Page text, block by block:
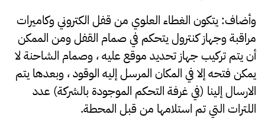
وأضاف: يتكون الغطاء العلوي من قفل الكتروني وكاميرات
مراقبة وجهاز كنترول يتحكم في صمام القفل ومن الممكن
أن يتم تركيب جهاز تحديد موقع عليه ، وصمام الشاحنة لا
يمكن فتحه إلا في المكان المرسل إليه الوقود ، وبعدها يتم
الارسال إلينا (في غرفة التحكم الموجودة بالشركة) عدد
اللترات التي تم استلامها من قبل المحطة.